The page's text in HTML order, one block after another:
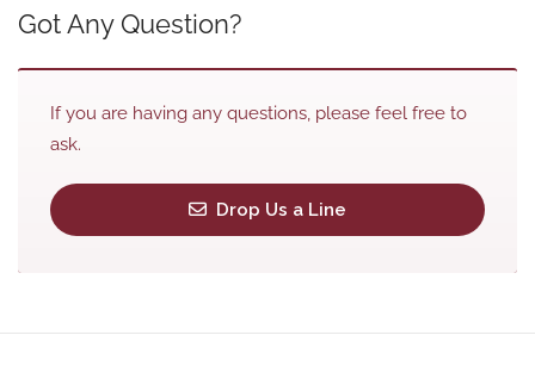
Got Any Question?
If you are having any questions, please feel free to
ask.
Drop Us a Line